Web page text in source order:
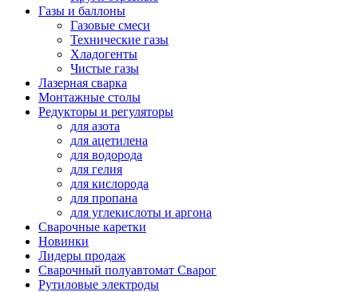
Газы и баллоны
Газовые смеси
Технические газы
Хладогенты
Чистые газы
Лазерная сварка
Монтажные столы
Редукторы и регуляторы
для азота
для ацетилена
для водорода
для гелия
для кислорода
для пропана
для углекислоты и аргона
Сварочные каретки
Новинки
Лидеры продаж
Сварочный полуавтомат Сварог
Рутиловые электроды